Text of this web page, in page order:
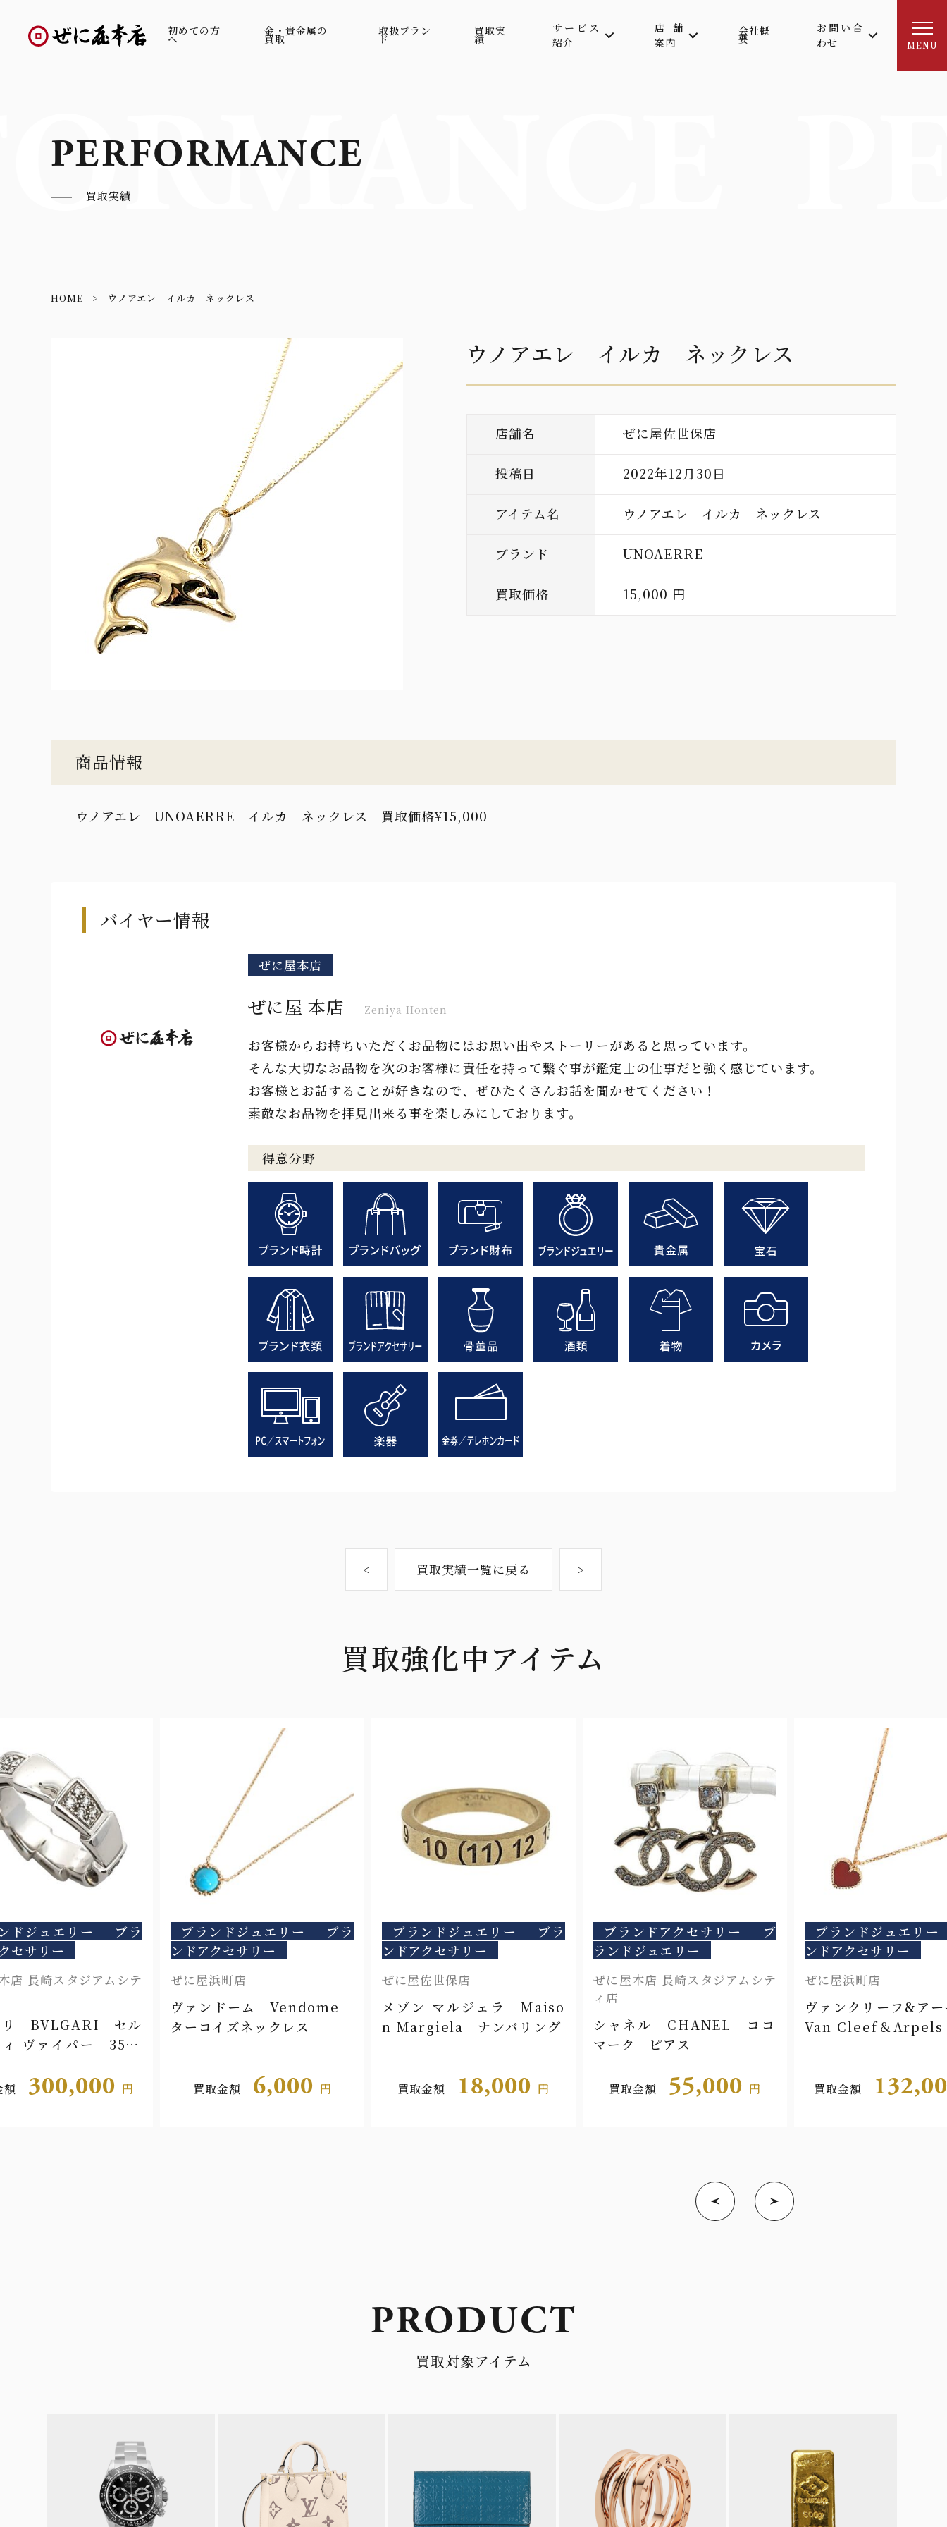
初めての方
へ
金・貴金属の
買取
取扱ブラン
ド
買取実
績
サービス
紹介
店舗
案内
会社概
要
お問い合
わせ
MENU
PERFORMANCE
買取実績
HOME ウノアエレ イルカ ネックレス
ウノアエレ イルカ ネックレス
店舗名 ぜに屋佐世保店
投稿日 2022年12月30日
アイテム名 ウノアエレ イルカ ネックレス
ブランド UNOAERRE
買取価格 15,000 円
商品情報
ウノアエレ UNOAERRE イルカ ネックレス 買取価格¥15,000
バイヤー情報
ぜに屋本店
ぜに屋 本店 Zeniya Honten
お客様からお持ちいただくお品物にはお思い出やストーリーがあると思っています。
そんな大切なお品物を次のお客様に責任を持って繋ぐ事が鑑定士の仕事だと強く感じています。
お客様とお話することが好きなので、ぜひたくさんお話を聞かせてください！
素敵なお品物を拝見出来る事を楽しみにしております。
得意分野
< 買取実績一覧に戻る >
買取強化中アイテム
ドジュエリー
ブラ
セサリー
店 長崎スタジアムシテ
リ BVLGARI セル
ィ ヴァイパー 3534
額 300,000 円
ブランドジュエリー
ブラ
ンドアクセサリー
ぜに屋浜町店
ヴァンドーム Vendome
ターコイズネックレス
買取金額 6,000 円
ブランドジュエリー
ブラ
ンドアクセサリー
ぜに屋佐世保店
メゾン マルジェラ Maiso
n Margiela ナンバリング
買取金額 18,000 円
ブランドアクセサリー
ブ
ランドジュエリー
ぜに屋本店 長崎スタジアムシテ
ィ店
シャネル CHANEL ココ
マーク ピアス
買取金額 55,000 円
ブランドジュエリー
ンドアクセサリー
ぜに屋浜町店
ヴァンクリーフ&ア
Van Cleef＆
買取金額
PRODUCT
買取対象アイテム